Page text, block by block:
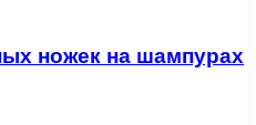
ножек на шампурах